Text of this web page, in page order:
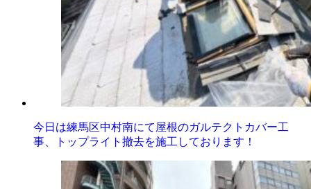
今日は練馬区中村南にて屋根のガルテクトカバー工
事、トップライト撤去を施工しております！